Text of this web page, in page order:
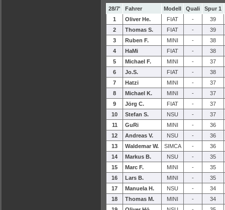
28/7' Fahrer Modell Quali
Spur 1
1
Oliver He. FIAT -
39
2
Thomas S. FIAT -
39
3
Ruben F. MINI -
38
4
HaMi FIAT -
38
5
Michael F. MINI -
37
6
Jo.S. FIAT -
38
7
Hatzi MINI -
37
8
Michael K. MINI -
37
9
Jörg C. FIAT -
37
10
Stefan S. NSU -
37
11
GuRi MINI -
36
12
Andreas V. NSU -
36
13
Waldemar W. SIMCA -
36
14
Markus B. NSU -
35
15
Marc F. MINI -
35
16
Lars B. MINI -
35
17
Manuela H. NSU -
34
18
Thomas M. MINI -
34